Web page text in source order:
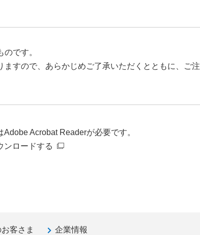
です。
すので、あらかじめご了承いただくとともに、ご注
Acrobat Readerが必要です。
ンロードする
客さま 企業情報